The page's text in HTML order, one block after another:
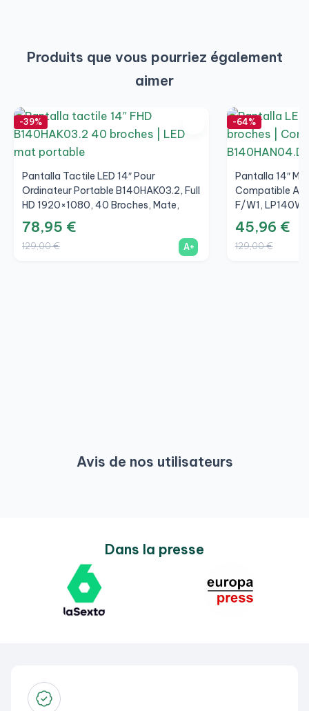
Produits que vous pourriez également
aimer
-39%
Pantalla Tactile LED 14″ Pour
Ordinateur Portable B140HAK03.2, Full
HD 1920×1080, 40 Broches, Mate,
Avec Supports
78,95 €
129,00 € A+
-64%
Pantalla 14″
Compatible
F/W1,
N4T HW V8.0
45,96 €
129,00 €
Avis de nos utilisateurs
Dans la presse